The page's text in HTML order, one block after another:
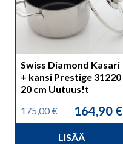
Swiss Diamond Kasari
+ kansi Prestige 31220
20 cm Uutuus!t
175,00€
Alkuperäinen164,90 €
Nykyinen
LISÄÄ